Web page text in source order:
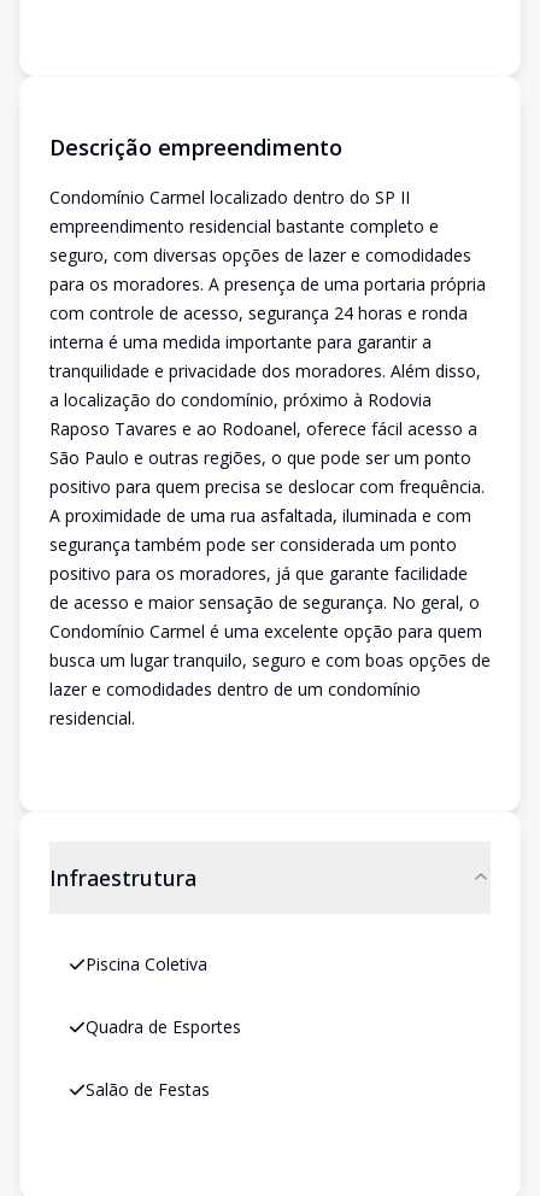
Descrição empreendimento
Condomínio Carmel localizado dentro do SP II
empreendimento residencial bastante completo e
seguro, com diversas opções de lazer e comodidades
para os moradores. A presença de uma portaria própria
com controle de acesso, segurança 24 horas e ronda
interna é uma medida importante para garantir a
tranquilidade e privacidade dos moradores. Além disso,
a localização do condomínio, próximo à Rodovia
Raposo Tavares e ao Rodoanel, oferece fácil acesso a
São Paulo e outras regiões, o que pode ser um ponto
positivo para quem precisa se deslocar com frequência.
A proximidade de uma rua asfaltada, iluminada e com
segurança também pode ser considerada um ponto
positivo para os moradores, já que garante facilidade
de acesso e maior sensação de segurança. No geral, o
Condomínio Carmel é uma excelente opção para quem
busca um lugar tranquilo, seguro e com boas opções de
lazer e comodidades dentro de um condomínio
residencial.
Infraestrutura
Piscina Coletiva
Quadra de Esportes
Salão de Festas